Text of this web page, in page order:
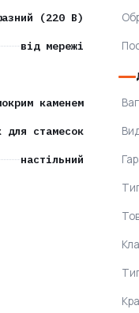
(220 В)
від мережі
каменем
для стамесок
настільний